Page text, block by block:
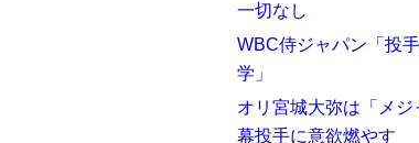
一切なし
WBC侍ジャパン「投
学」
オリ宮城大弥は「メ
幕投手に意欲燃やす